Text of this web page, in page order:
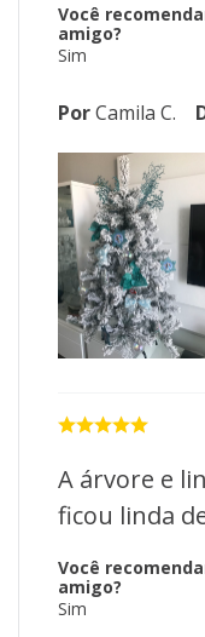
Você
amigo?
Sim
PorCamila C.
A árvore e
ficou linda
Você
amigo?
Sim